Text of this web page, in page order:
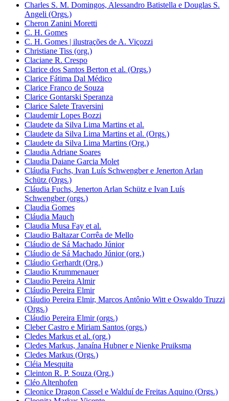
Charles S. M. Domingos, Alessandro Batistella e Douglas S.
Angeli (Orgs.)
Cheron Zanini Moretti
C. H. Gomes
C. H. Gomes | ilustrações de A. Viçozzi
Christiane Tiss (org.)
Claciane R. Crespo
Clarice dos Santos Berton et al. (Orgs.)
Clarice Fátima Dal Médico
Clarice Franco de Souza
Clarice Gontarski Speranza
Clarice Salete Traversini
Claudemir Lopes Bozzi
Claudete da Silva Lima Martins et al.
Claudete da Silva Lima Martins et al. (Orgs.)
Claudete da Silva Lima Martins (Org.)
Claudia Adriane Soares
Claudia Daiane Garcia Molet
Cláudia Fuchs, Ivan Luís Schwengber e Jenerton Arlan
Schütz (Orgs.)
Cláudia Fuchs, Jenerton Arlan Schütz e Ivan Luís
Schwengber (orgs.)
Claudia Gomes
Cláudia Mauch
Claudia Musa Fay et al.
Claudio Baltazar Corrêa de Mello
Cláudio de Sá Machado Júnior
Cláudio de Sá Machado Júnior (org.)
Cláudio Gerhardt (Org.)
Claudio Krummenauer
Claudio Pereira Almir
Cláudio Pereira Elmir
Cláudio Pereira Elmir, Marcos Antônio Witt e Oswaldo Truzzi
(Orgs.)
Cláudio Pereira Elmir (orgs.)
Cleber Castro e Miriam Santos (orgs.)
Cledes Markus et al. (org.)
Cledes Markus, Janaína Hubner e Nienke Pruiksma
Cledes Markus (Orgs.)
Cléia Mesquita
Cleinton R. P. Souza (Org.)
Cléo Altenhofen
Cleonice Dragon Cassel e Walduí de Freitas Aquino (Orgs.)